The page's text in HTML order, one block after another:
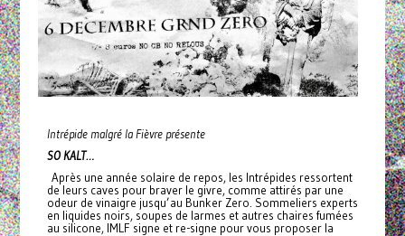
Intrépide malgré la Fièvre présente
SO KALT…
Après une année solaire de repos, les Intrépides ressortent
de leurs caves pour braver le givre, comme attirés par une
odeur de vinaigre jusqu’au Bunker Zero. Sommeliers experts
en liquides noirs, soupes de larmes et autres chaires fumées
au silicone, IMLF signe et re-signe pour vous proposer la